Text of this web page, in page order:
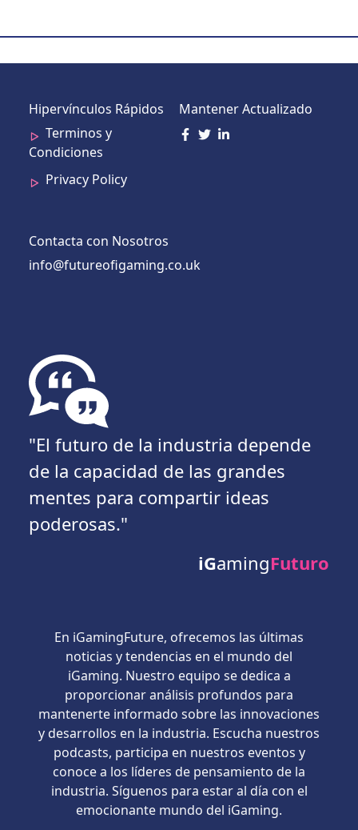
Hipervínculos Rápidos
Terminos y
Condiciones
Privacy Policy
Mantener Actualizado
Contacta con Nosotros
info@futureofigaming.co.uk
"El futuro de la industria depende
de la capacidad de las grandes
mentes para compartir ideas
poderosas."
iGamingFuturo
En iGamingFuture, ofrecemos las últimas
noticias y tendencias en el mundo del
iGaming. Nuestro equipo se dedica a
proporcionar análisis profundos para
mantenerte informado sobre las innovaciones
y desarrollos en la industria. Escucha nuestros
podcasts, participa en nuestros eventos y
conoce a los líderes de pensamiento de la
industria. Síguenos para estar al día con el
emocionante mundo del iGaming.